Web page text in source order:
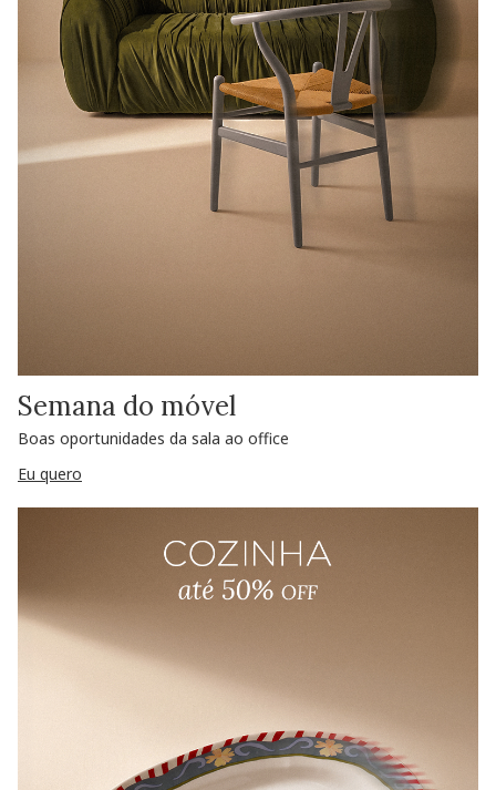
Semana do móvel
Boas oportunidades da sala ao office
Eu quero